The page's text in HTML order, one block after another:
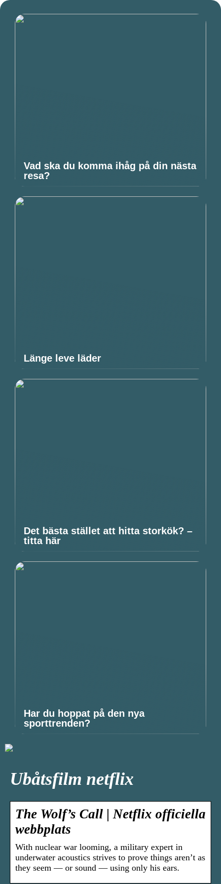
Vad ska du komma ihåg på din nästa
resa?
Länge leve läder
Det bästa stället att hitta storkök? –
titta här
Har du hoppat på den nya
sporttrenden?
Ubåtsfilm netflix
The Wolf’s Call | Netflix officiella
webbplats
With nuclear war looming, a military expert in
underwater acoustics strives to prove things aren’t as
they seem — or sound — using only his ears.